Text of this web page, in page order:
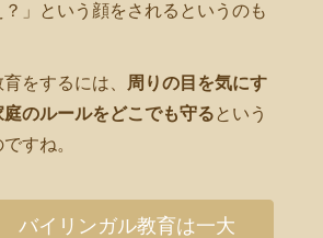
」という顔をされるというのも
をするには、
周りの目を気にす
のルールをどこでも守るという
すね。
バイリンガル教育は一大